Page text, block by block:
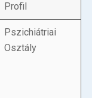
Profil
Pszichiátriai
Osztály